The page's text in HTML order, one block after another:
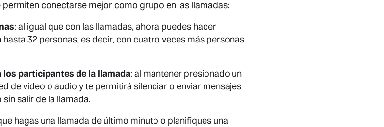
conectarse mejor como grupo en las llamadas:
: al igual que con las llamadas, ahora puedes hacer
32 personas, es decir, con cuatro veces más personas
los participantes de la llamada: al mantener presionado un
de video o audio y te permitirá silenciar o enviar mensajes
salir de la llamada.
hagas una llamada de último minuto o planifiques una